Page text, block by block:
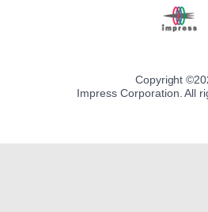
Copyright ©
Impress Corporation. All